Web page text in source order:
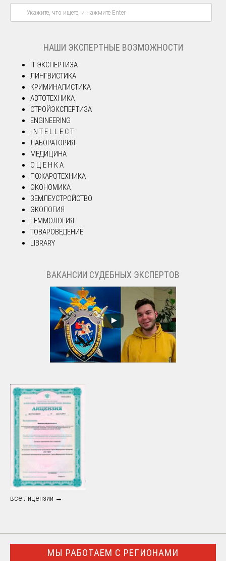
НАШИ ЭКСПЕРТНЫЕ ВОЗМОЖНОСТИ
IT ЭКСПЕРТИЗА
ЛИНГВИСТИКА
КРИМИНАЛИСТИКА
АВТОТЕХНИКА
СТРОЙЭКСПЕРТИЗА
ENGINEERING
I N T E L L E C T
ЛАБОРАТОРИЯ
МЕДИЦИНА
О Ц Е Н К А
ПОЖАРОТЕХНИКА
ЭКОНОМИКА
ЗЕМЛЕУСТРОЙСТВО
ЭКОЛОГИЯ
ГЕММОЛОГИЯ
ТОВАРОВЕДЕНИЕ
LIBRARY
ВАКАНСИИ СУДЕБНЫХ ЭКСПЕРТОВ
все лицензии →
МЫ РАБОТАЕМ С РЕГИОНАМИ